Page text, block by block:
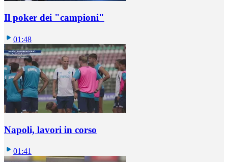
Il poker dei "campioni"
01:48
Napoli, lavori in corso
01:41